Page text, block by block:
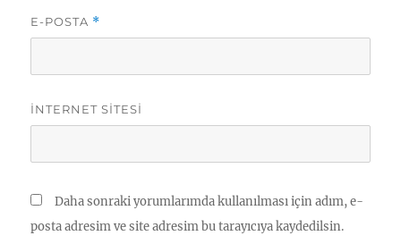
E-POSTA *
İNTERNET SITESI
Daha sonraki yorumlarımda kullanılması için adım, e-
posta adresim ve site adresim bu tarayıcıya kaydedilsin.